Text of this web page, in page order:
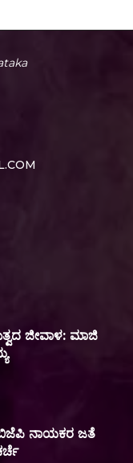
ಜೀವಾಳ: ಮಾಜಿ
ನಾಯಕರ ಜತೆ